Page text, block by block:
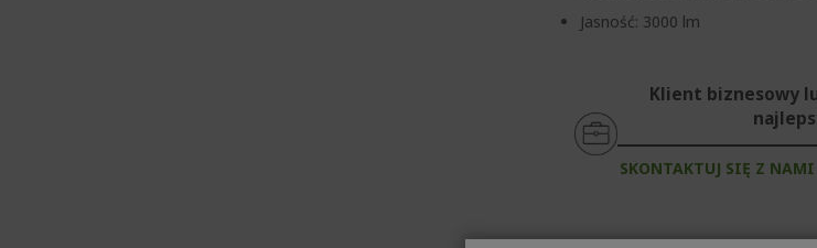
Jasność: 3000 lm
Klient biznesowy
SKONTAKTUJ SIĘ Z NAMI